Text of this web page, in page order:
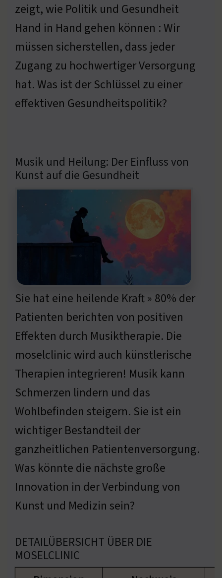
zeigt, wie Politik und Gesundheit
Hand in Hand gehen können : Wir
müssen sicherstellen, dass jeder
Zugang zu hochwertiger Versorgung
hat. Was ist der Schlüssel zu einer
effektiven Gesundheitspolitik?
Musik und Heilung: Der Einfluss von
Kunst auf die Gesundheit
Sie hat eine heilende Kraft » 80% der
Patienten berichten von positiven
Effekten durch Musiktherapie. Die
moselclinic wird auch künstlerische
Therapien integrieren! Musik kann
Schmerzen lindern und das
Wohlbefinden steigern. Sie ist ein
wichtiger Bestandteil der
ganzheitlichen Patientenversorgung.
Was könnte die nächste große
Innovation in der Verbindung von
Kunst und Medizin sein?
DETAILÜBERSICHT ÜBER DIE
MOSELCLINIC